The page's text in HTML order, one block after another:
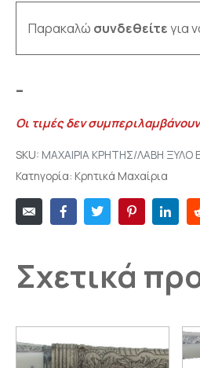
Παρακαλώ συνδεθείτεγια
–
Οι τιμές δεν
SKU: ΜΑΧΑΙΡΙΑ ΚΡΗΤΗΣ/ΛΑΒΗ ΞΥΛΟ
Κατηγορία: Κρητικά Μαχαίρια
Σχετικά